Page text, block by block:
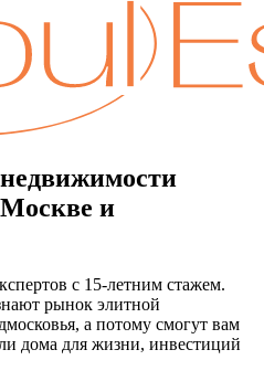
Москве и
с 15-летним стажем.
рынок элитной
а потому смогут вам
дома для жизни, инвестиций